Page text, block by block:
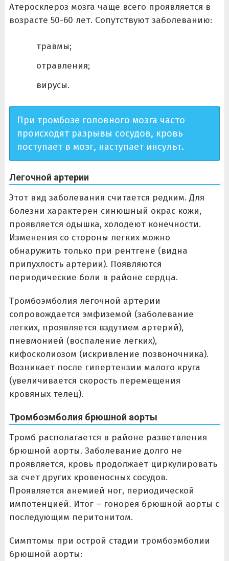
Атеросклероз мозга чаще всего проявляется в
возрасте 50-60 лет. Сопутствуют заболеванию:
травмы;
отравления;
вирусы.
При тромбозе головного мозга часто
происходят разрывы сосудов, кровь
поступает в мозг, наступает инсульт.
Легочной артерии
Этот вид заболевания считается редким. Для
болезни характерен синюшный окрас кожи,
проявляется одышка, холодеют конечности.
Изменения со стороны легких можно
обнаружить только при рентгене (видна
припухлость артерии). Появляются
периодические боли в районе сердца.
Тромбоэмболия легочной артерии
сопровождается эмфиземой (заболевание
легких, проявляется вздутием артерий),
пневмонией (воспаление легких),
кифосколиозом (искривление позвоночника).
Возникает после гипертензии малого круга
(увеличивается скорость перемещения
кровяных телец).
Тромбоэмболия брюшной аорты
Тромб располагается в районе разветвления
брюшной аорты. Заболевание долго не
проявляется, кровь продолжает циркулировать
за счет других кровеносных сосудов.
Проявляется анемией ног, периодической
импотенцией. Итог – гонорея брюшной аорты с
последующим перитонитом.
Симптомы при острой стадии тромбоэмболии
брюшной аорты: